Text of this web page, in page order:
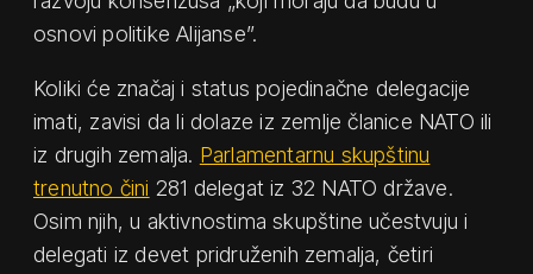
osnovi politike Alijanse”.
Koliki će značaj i status pojedinačne delegacije
imati, zavisi da li dolaze iz zemlje članice NATO ili
iz drugih zemalja. Parlamentarnu skupštinu
trenutno čini 281 delegat iz 32 NATO države.
Osim njih, u aktivnostima skupštine učestvuju i
delegati iz devet pridruženih zemalja, četiri